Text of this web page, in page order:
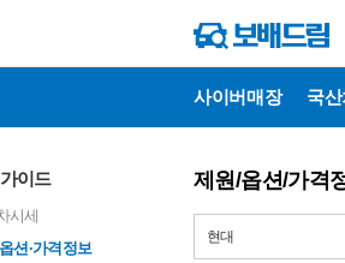
사이버매장 국
매
매
이
이드
시세
션·가격정보
제원/옵션/가격